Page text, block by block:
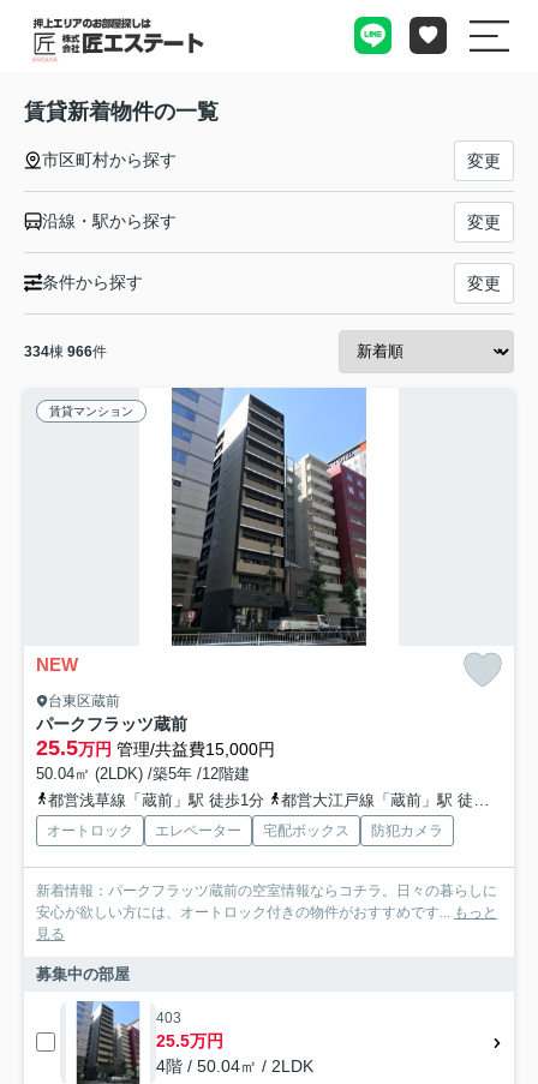
賃貸新着物件の一覧
市区町村から探す 変更
沿線・駅から探す 変更
条件から探す 変更
334棟 966件
賃貸マンション
NEW
台東区蔵前
パークフラッツ蔵前
25.5万円 管理/共益費15,000円
50.04㎡ (2LDK) /築5年 /12階建
都営浅草線「蔵前」駅 徒歩1分
都営大江戸線「蔵前」駅 徒歩5分
オートロック エレベーター 宅配ボックス 防犯カメラ
新着情報：パークフラッツ蔵前の空室情報ならコチラ。日々の暮らしに
安心が欲しい方には、オートロック付きの物件がおすすめです...
もっと
見る
募集中の部屋
403
25.5万円
4階 / 50.04㎡ / 2LDK